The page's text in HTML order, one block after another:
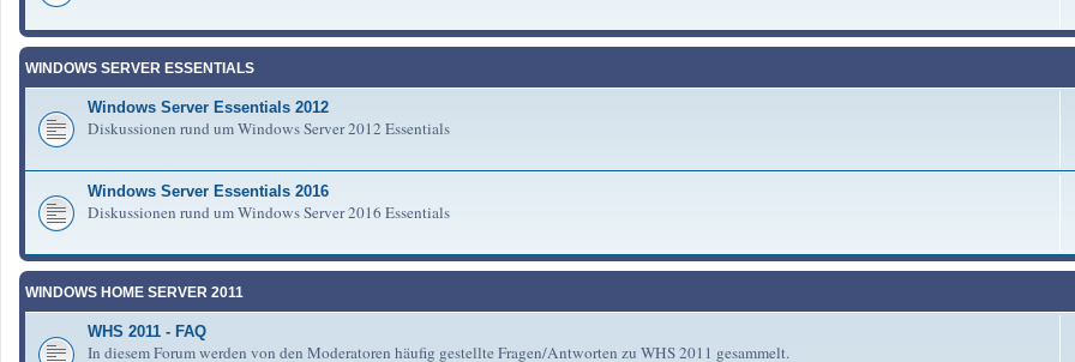
WINDOWS SERVER ESSENTIALS
Windows Server Essentials 2012
Diskussionen rund um Windows Server 2012 Essentials
Windows Server Essentials 2016
Diskussionen rund um Windows Server 2016 Essentials
WINDOWS HOME SERVER 2011
WHS 2011 - FAQ
In diesem Forum werden von den Moderatoren häufig gestellte Fragen/Antworten zu WHS 2011 gesammelt.